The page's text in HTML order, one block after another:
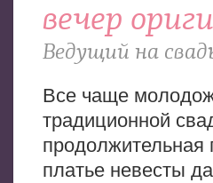
вечер
Ведущий на
Все чаще
традиционной
платье невесты